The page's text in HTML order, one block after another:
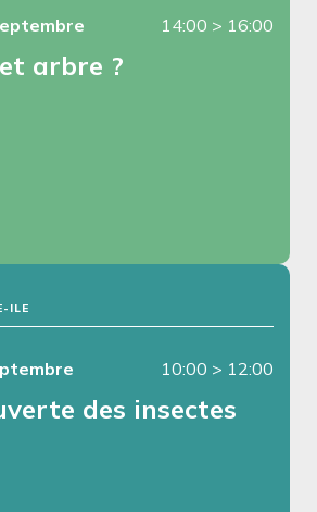
14:00 > 16:00
arbre ?
ILE
10:00 > 12:00
des insectes